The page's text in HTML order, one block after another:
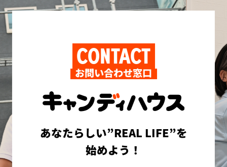
CONTACT
お問い合わせ窓口
あなたらしい”REAL LIFE”を
始めよう！